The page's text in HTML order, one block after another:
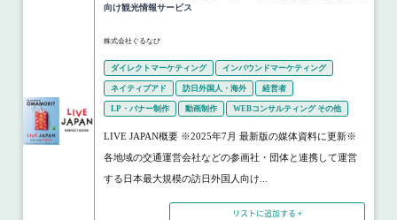
向け観光情報サービス
株式会社ぐるなび
ダイレクトマーケティング インバウンドマーケティング
ネイティブアド 訪日外国人・海外 経営者
LP・バナー制作 動画制作 WEBコンサルティング その他
LIVE JAPAN概要 ※2025年7月 最新版の媒体資料に更新※
各地域の交通運営会社などの参画社・団体と連携して運営
する日本最大規模の訪日外国人向け...
リストに追加する +